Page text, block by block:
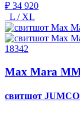
₽ 34 920
L / XL
18342
Max Mara
свитшот